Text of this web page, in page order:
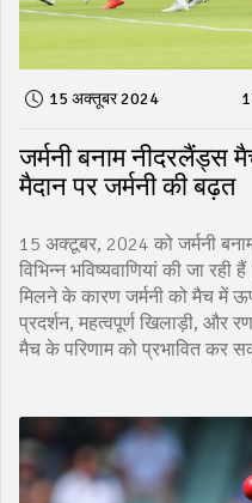
15 अक्तूबर 2024
जर्मनी बनाम नीदरलैंड्स
मैदान पर जर्मनी की बढ़त
15 अक्टूबर, 2024 को जर्मनी
विभिन्न भविष्यवाणियां की जा
मिलने के कारण जर्मनी को मैच में
प्रदर्शन, महत्वपूर्ण खिलाड़ी, और
मैच के परिणाम को प्रभावित कर